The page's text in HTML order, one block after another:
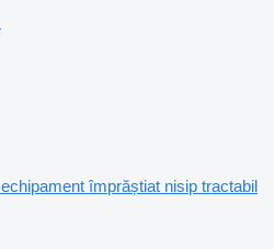
echipament împrăștiat nisip tractabil